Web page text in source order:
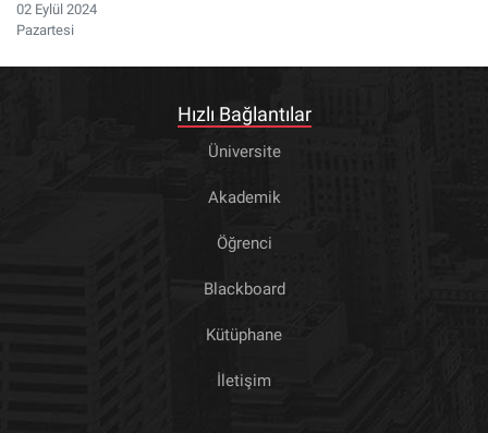
02 Eylül 2024
Pazartesi
Hızlı Bağlantılar
Üniversite
Akademik
Öğrenci
Blackboard
Kütüphane
İletişim